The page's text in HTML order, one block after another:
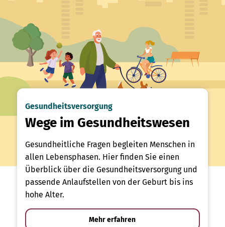
Gesundheitsversorgung
Wege im Gesundheitswesen
Gesundheitliche Fragen begleiten Menschen in
allen Lebensphasen. Hier finden Sie einen
Überblick über die Gesundheitsversorgung und
passende Anlaufstellen von der Geburt bis ins
hohe Alter.
Mehr erfahren